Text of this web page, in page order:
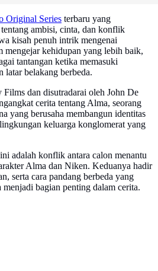
Original Series terbaru yang
ambisi, cinta, dan konflik
kisah penuh intrik mengenai
mengejar kehidupan yang lebih baik,
tantangan ketika memasuki
latar belakang berbeda.
dan disutradarai oleh John De
cerita tentang Alma, seorang
yang berusaha membangun identitas
keluarga konglomerat yang
adalah konflik antara calon menantu
Alma dan Niken. Keduanya hadir
serta cara pandang berbeda yang
bagian penting dalam cerita.